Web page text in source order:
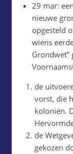
29 mar:
nieuwe
opgesteld
wiens
de
vorst, die
koloniën.
de
gekozen